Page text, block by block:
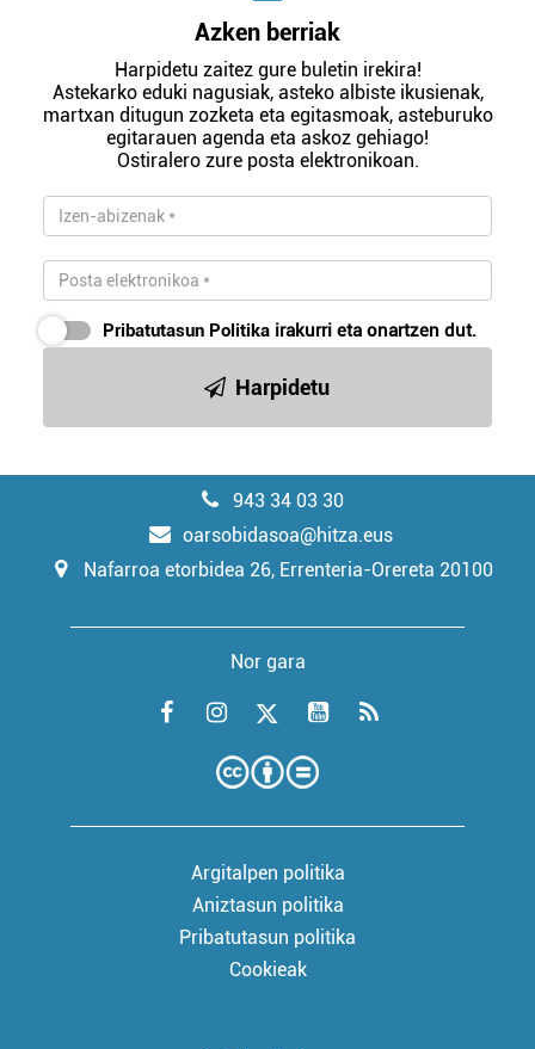
Azken berriak
Harpidetu zaitez gure buletin irekira!
Astekarko eduki nagusiak, asteko albiste ikusienak,
martxan ditugun zozketa eta egitasmoak, asteburuko
egitarauen agenda eta askoz gehiago!
Ostiralero zure posta elektronikoan.
Pribatutasun Politika irakurri eta onartzen dut.
Harpidetu
943 34 03 30
oarsobidasoa@hitza.eus
Nafarroa etorbidea 26, Errenteria-Orereta 20100
Nor gara
Argitalpen politika
Aniztasun politika
Pribatutasun politika
Cookieak